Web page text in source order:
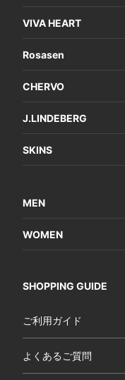
VIVA HEART
Rosasen
CHERVO
J.LINDEBERG
SKINS
MEN
WOMEN
SHOPPING GUIDE
ご利用ガイド
よくあるご質問